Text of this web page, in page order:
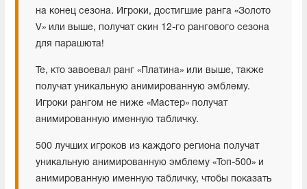
на конец сезона. Игроки, достигшие ранга «Золото
V» или выше, получат скин 12-го рангового сезона
для парашюта!
Те, кто завоевал ранг «Платина» или выше, также
получат уникальную анимированную эмблему.
Игроки рангом не ниже «Мастер» получат
анимированную именную табличку.
500 лучших игроков из каждого региона получат
уникальную анимированную эмблему «Топ-500» и
анимированную именную табличку, чтобы показать